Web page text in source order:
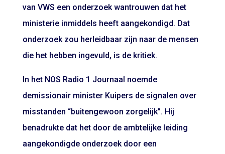
van VWS een onderzoek wantrouwen dat het
ministerie inmiddels heeft aangekondigd. Dat
onderzoek zou herleidbaar zijn naar de mensen
die het hebben ingevuld, is de kritiek.
In het NOS Radio 1 Journaal noemde
demissionair minister Kuipers de signalen over
misstanden “buitengewoon zorgelijk”. Hij
benadrukte dat het door de ambtelijke leiding
aangekondigde onderzoek door een